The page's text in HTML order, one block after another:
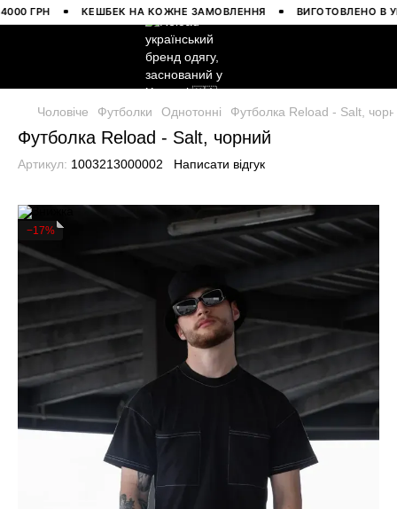
ГРН КЕШБЕК НА КОЖНЕ ЗАМОВЛЕННЯ ВИГОТОВЛЕНО В
Чоловіче Футболки Однотонні Футболка Reload - Salt,
Футболка Reload - Salt, чорний
Артикул: 1003213000002 Написати відгук
−17%